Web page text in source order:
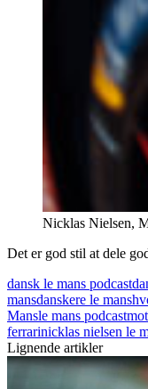
Nicklas Nielsen,
Det er god stil at dele
dansk le mans podcast
mansdanskere le mans
Mansle mans podcast
ferrarinicklas nielsen le
Lignende artikler